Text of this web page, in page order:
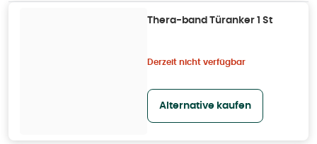
Thera-band Türanker 1 St
Derzeit nicht verfügbar
Alternative kaufen